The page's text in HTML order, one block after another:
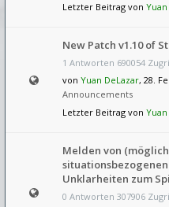
Letzter Beitrag von
New Patch v1.10 of
1 Antworten 690054
von Yuan DeLazar, 28.
Announcements
Letzter Beitrag von
Melden von
Unklarheiten zum
0 Antworten 307906